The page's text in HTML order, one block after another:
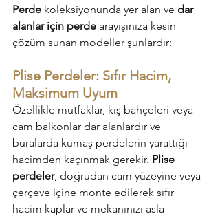
Perde koleksiyonunda yer alan ve dar
alanlar için perde arayışınıza kesin
çözüm sunan modeller şunlardır:
Plise Perdeler: Sıfır Hacim,
Maksimum Uyum
Özellikle mutfaklar, kış bahçeleri veya
cam balkonlar dar alanlardır ve
buralarda kumaş perdelerin yarattığı
hacimden kaçınmak gerekir. Plise
perdeler, doğrudan cam yüzeyine veya
çerçeve içine monte edilerek sıfır
hacim kaplar ve mekanınızı asla